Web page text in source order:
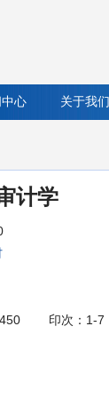
心 关于我们
计学
印次：1-7